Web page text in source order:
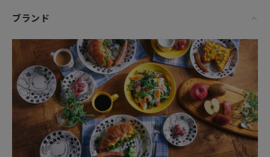
女性・男性にかかわらず、日頃お世話になっている方、大切
な方へ
特別な記念日の心を込めた上品な贈り物や
お祝いのギフトやプレゼントとしてだけでなく
頑張った自分へのご褒美としても最適です。
フィンランド、スウェーデン、ノルウェー、デンマークな
ど、北欧（北部ヨーロッパ）で広くみられる北欧雑貨を中心
とした北欧家具や北欧食器達。フィンランドの大自然で育ま
れ、またフィンランド最大の窯である“アラビア
（ARABIA）”社のテーブルウェア“北欧食器”は、言わずと知
ブランド